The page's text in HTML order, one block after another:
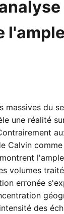
massives du
une réalité
Calvin
volumes
erronée
des